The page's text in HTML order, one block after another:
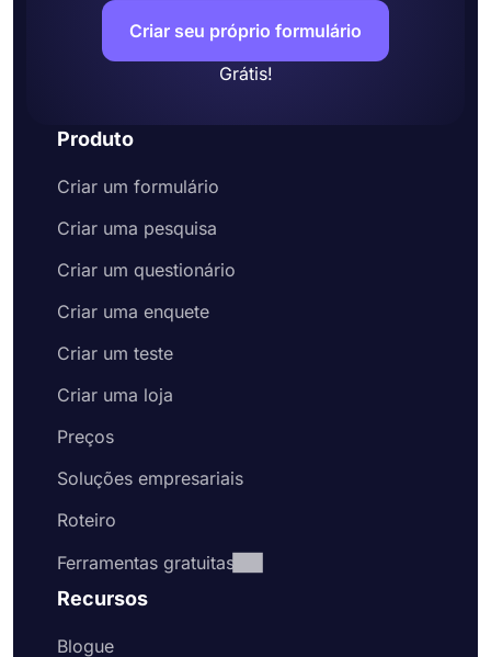
Criar seu próprio formulário
Grátis!
Produto
Criar um formulário
Criar uma pesquisa
Criar um questionário
Criar uma enquete
Criar um teste
Criar uma loja
Preços
Soluções empresariais
Roteiro
Ferramentas gratuitas
Recursos
Blogue